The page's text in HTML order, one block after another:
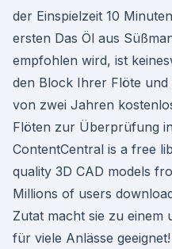
der Einspielzeit 10
ersten Das Öl aus
empfohlen wird, ist
den Block Ihrer Flöte
von zwei Jahren
Flöten zur Überprüfung
ContentCentral is a free
quality 3D CAD models
Millions of users
Zutat macht sie zu einem
für viele Anlässe